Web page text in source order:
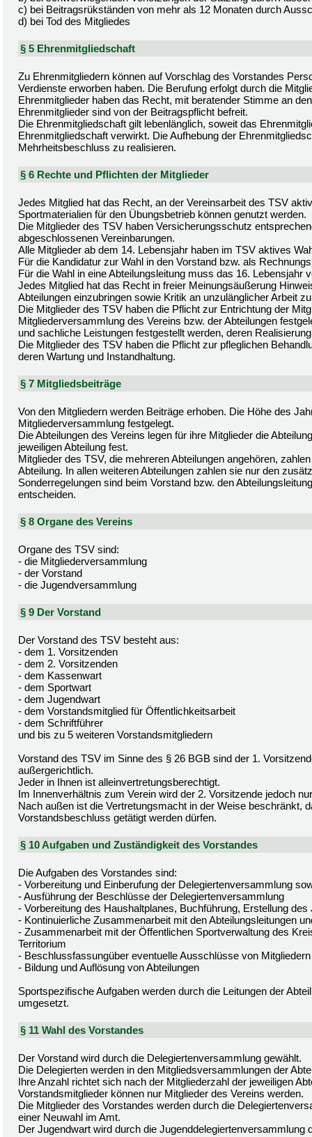
c) bei Beitragsrükständen von mehr als 12 Monaten durch
d) bei Tod des Mitgliedes
§ 5 Ehrenmitgliedschaft
Zu Ehrenmitgliedern können auf Vorschlag des Vorstandes
Verdienste erworben haben. Die Berufung erfolgt durch die
Ehrenmitglieder haben das Recht, mit beratender Stimme an
Ehrenmitglieder sind von der Beitragspflicht befreit.
Die Ehrenmitgliedschaft gilt lebenlänglich, soweit das
Ehrenmitgliedschaft verwirkt. Die Aufhebung der
Mehrheitsbeschluss zu realisieren.
§ 6 Rechte und Pflichten der Mitglieder
Jedes Mitglied hat das Recht, an der Vereinsarbeit des TSV
Sportmaterialien für den Übungsbetrieb können genutzt werden.
Die Mitglieder des TSV haben Versicherungsschutz
abgeschlossenen Vereinbarungen.
Alle Mitglieder ab dem 14. Lebensjahr haben im TSV aktives
Für die Kandidatur zur Wahl in den Vorstand bzw. als
Für die Wahl in eine Abteilungsleitung muss das 16. Lebensjahr
Jedes Mitglied hat das Recht in freier Meinungsäußerung
Abteilungen einzubringen sowie Kritik an unzulänglicher Arbeit
Die Mitglieder des TSV haben die Pflicht zur Entrichtung der
Mitgliederversammlung des Vereins bzw. der Abteilungen
und sachliche Leistungen festgestellt werden, deren
Die Mitglieder des TSV haben die Pflicht zur pfleglichen
deren Wartung und Instandhaltung.
§ 7 Mitgliedsbeiträge
Von den Mitgliedern werden Beiträge erhoben. Die Höhe des
Mitgliederversammlung festgelegt.
Die Abteilungen des Vereins legen für ihre Mitglieder die
jeweiligen Abteilung fest.
Mitglieder des TSV, die mehreren Abteilungen angehören,
Abteilung. In allen weiteren Abteilungen zahlen sie nur den
Sonderregelungen sind beim Vorstand bzw. den
entscheiden.
§ 8 Organe des Vereins
Organe des TSV sind:
- die Mitgliederversammlung
- der Vorstand
- die Jugendversammlung
§ 9 Der Vorstand
Der Vorstand des TSV besteht aus:
- dem 1. Vorsitzenden
- dem 2. Vorsitzenden
- dem Kassenwart
- dem Sportwart
- dem Jugendwart
- dem Vorstandsmitglied für Öffentlichkeitsarbeit
- dem Schriftführer
und bis zu 5 weiteren Vorstandsmitgliedern
Vorstand des TSV im Sinne des § 26 BGB sind der 1.
außergerichtlich.
Jeder in Ihnen ist alleinvertretungsberechtigt.
Im Innenverhältnis zum Verein wird der 2. Vorsitzende jedoch
Nach außen ist die Vertretungsmacht in der Weise beschränkt,
Vorstandsbeschluss getätigt werden dürfen.
§ 10 Aufgaben und Zuständigkeit des Vorstandes
Die Aufgaben des Vorstandes sind:
- Vorbereitung und Einberufung der Delegiertenversammlung
- Ausführung der Beschlüsse der Delegiertenversammlung
- Vorbereitung des Haushaltplanes, Buchführung, Erstellung
- Kontinuierliche Zusammenarbeit mit den Abteilungsleitungen
- Zusammenarbeit mit der Öffentlichen Sportverwaltung des
Territorium
- Beschlussfassungüber eventuelle Ausschlüsse von Mitgliedern
- Bildung und Auflösung von Abteilungen
Sportspezifische Aufgaben werden durch die Leitungen der
umgesetzt.
§ 11 Wahl des Vorstandes
Der Vorstand wird durch die Delegiertenversammlung gewählt.
Die Delegierten werden in den Mitgliedsversammlungen der
Ihre Anzahl richtet sich nach der Mitgliederzahl der jeweiligen
Vorstandsmitglieder können nur Mitglieder des Vereins werden.
Die Mitglieder des Vorstandes werden durch die
einer Neuwahl im Amt.
Der Jugendwart wird durch die